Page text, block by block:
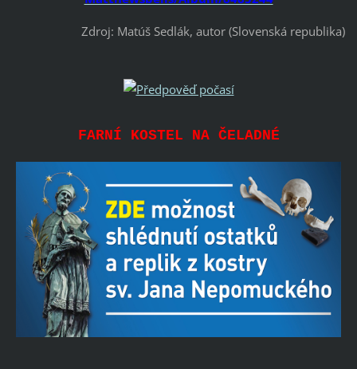
Zdroj: Matúš Sedlák, autor (Slovenská republika)
FARNÍ KOSTEL NA ČELADNÉ